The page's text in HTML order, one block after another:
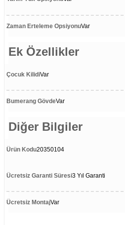
Zaman Erteleme OpsiyonuVar
Ek Özellikler
Çocuk KilidiVar
Bumerang GövdeVar
Diğer Bilgiler
Ürün Kodu20350104
Ücretsiz Garanti Süresi3 Yıl Garanti
Ücretsiz MontajVar